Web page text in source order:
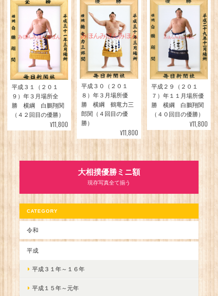
平成３１（２０１
９）年３月場所全
勝 横綱 白鵬翔関
（４２回目の優勝）
¥11,800
平成３０（２０１
８）年３月場所優
勝 横綱 鶴竜力三
郎関（４回目の優
勝）
¥11,800
平成２９（２０１
７）年１１月場所優
勝 横綱 白鵬翔関
（４０回目の優勝）
¥11,800
大相撲優勝ミニ額
現存写真全て揃う
CATEGORY
令和
平成
平成３１年～１６年
平成１５年～元年